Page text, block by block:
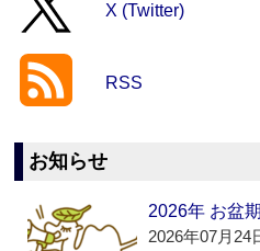
X (Twitter)
RSS
お知らせ
2026年 お盆
2026年07月24